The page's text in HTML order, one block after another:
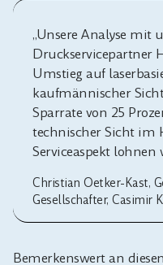
„Unsere Analyse mit
Druckservicepartner
Umstieg auf
kaufmännischer
Sparrate von 25
technischer Sicht im
Serviceaspekt lohnen
Christian Oetker-Kast,
Gesellschafter, Casimir
Bemerkenswert an